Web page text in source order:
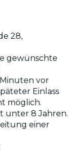
28,
gewünschte
Minuten vor
Einlass
möglich.
unter 8 Jahren.
einer